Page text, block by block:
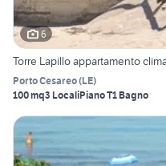
6
Torre Lapillo appartamento
Porto Cesareo(LE)
100 mq3 LocaliPiano T1 Bagno